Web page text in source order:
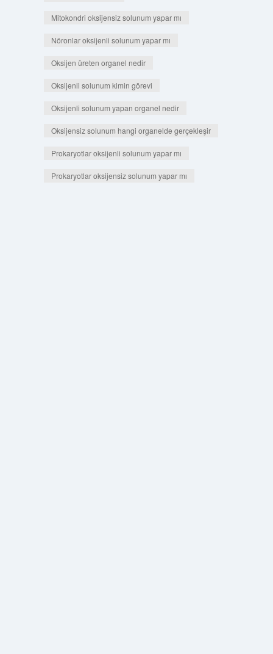
Mitokondri oksijensiz solunum yapar mı
Nöronlar oksijenli solunum yapar mı
Oksijen üreten organel nedir
Oksijenli solunum kimin görevi
Oksijenli solunum yapan organel nedir
Oksijensiz solunum hangi organelde gerçekleşir
Prokaryotlar oksijenli solunum yapar mı
Prokaryotlar oksijensiz solunum yapar mı